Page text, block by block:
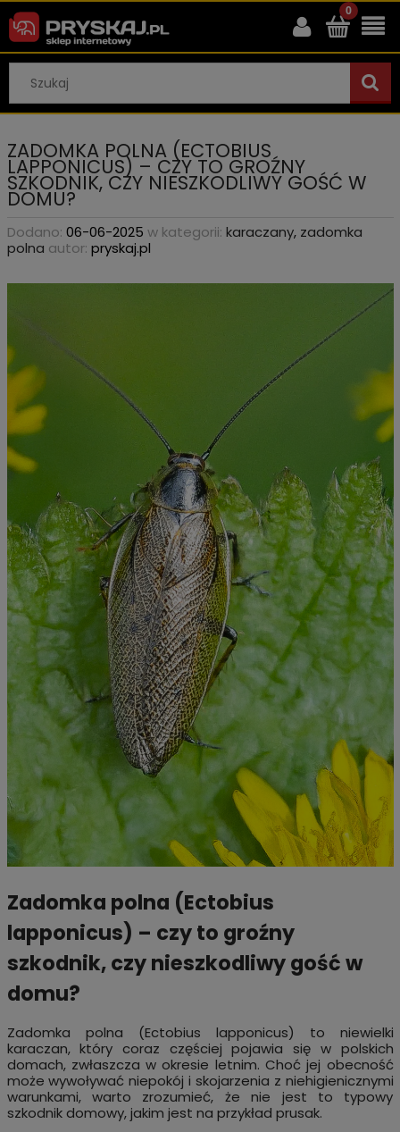
ZADOMKA POLNA (ECTOBIUS
LAPPONICUS) – CZY TO GROŹNY
SZKODNIK, CZY NIESZKODLIWY GOŚĆ W
DOMU?
Dodano: 06-06-2025 w kategorii: karaczany, zadomka
polna autor: pryskaj.pl
Zadomka polna (Ectobius
lapponicus) – czy to groźny
szkodnik, czy nieszkodliwy gość w
domu?
Zadomka polna (Ectobius lapponicus) to niewielki
karaczan, który coraz częściej pojawia się w polskich
domach, zwłaszcza w okresie letnim. Choć jej obecność
może wywoływać niepokój i skojarzenia z niehigienicznymi
warunkami, warto zrozumieć, że nie jest to typowy
szkodnik domowy, jakim jest na przykład prusak.